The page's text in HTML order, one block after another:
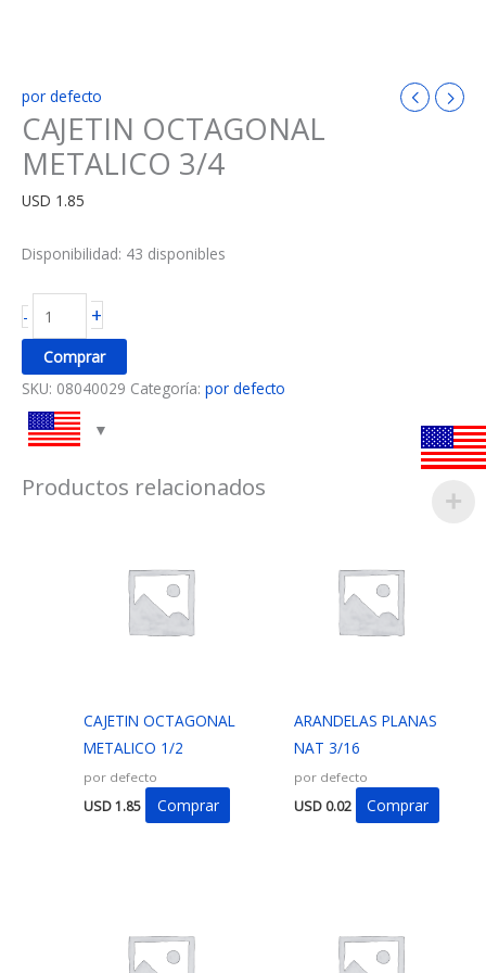
por defecto
CAJETIN OCTAGONAL
METALICO 3/4
USD 1.85
Disponibilidad: 43 disponibles
- +
Comprar
SKU: 08040029 Categoría: por defecto
Productos relacionados
CAJETIN OCTAGONAL
METALICO 1/2
por defecto
USD1.85 Comprar
ARANDELAS PLANAS
NAT 3/16
por defecto
USD0.02 Comprar